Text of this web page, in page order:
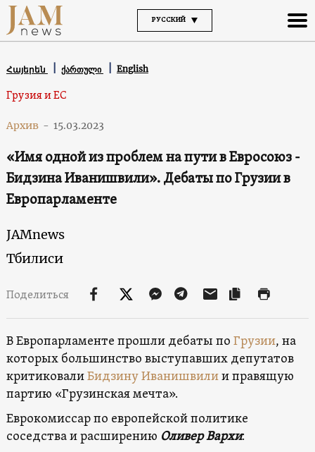
РУССКИЙ
Հայերեն ქართული English
Грузия и ЕС
Архив - 15.03.2023
«Имя одной из проблем на пути в Евросоюз -
Бидзина Иванишвили». Дебаты по Грузии в
Европарламенте
JAMnews
Тбилиси
Поделиться
В Европарламенте прошли дебаты по Грузии, на
которых большинство выступавших депутатов
критиковалиБидзину Иванишвилии правящую
партию «Грузинская мечта».
Еврокомиссар по европейской политике
соседства и расширению Оливер Вархи: